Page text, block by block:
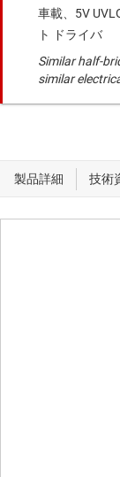
車載、5V
ト ドライバ
Similar half-
similar